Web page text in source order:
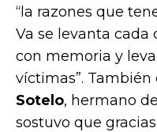
“la razones que
Va se levanta cada
con memoria y
víctimas”.
Sotelo, hermano
sostuvo que